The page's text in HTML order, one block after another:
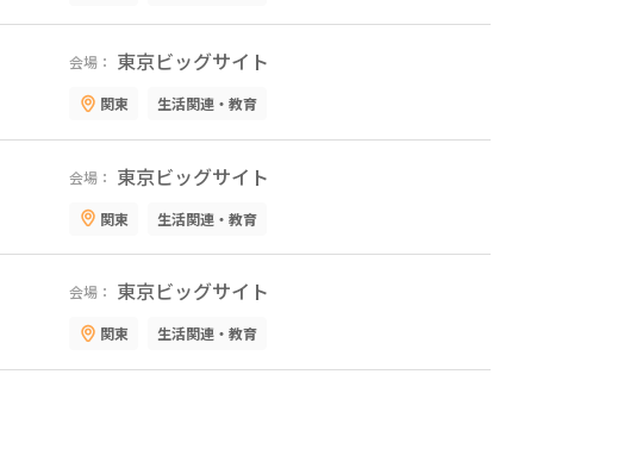
会場： 東京ビッグサイト
関東 生活関連・教育
会場： 東京ビッグサイト
関東 生活関連・教育
会場： 東京ビッグサイト
関東 生活関連・教育